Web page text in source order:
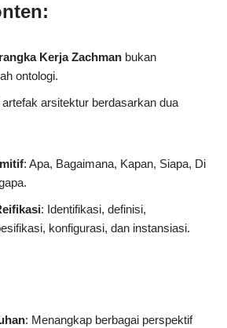
Kerja Zachman bukan
ontologi.
arsitektur berdasarkan dua
: Apa, Bagaimana, Kapan, Siapa, Di
: Identifikasi, definisi,
konfigurasi, dan instansiasi.
: Menangkap berbagai perspektif